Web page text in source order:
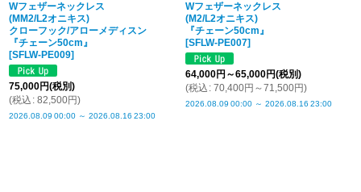
Wフェザーネックレス
(MM2/L2オニキス)
クローフック/アローメディスン
『チェーン50cm』
[SFLW-PE009]
75,000円(税別)
(税込 : 82,500円)
2026.08.09 00:00 ～ 2026.08.16 23:00
Wフェザーネックレス
(M2/L2オニキス)
『チェーン50cm』
[SFLW-PE007]
64,000円 ～65,000円(税別)
(税込 : 70,400円 ～71,500円)
2026.08.09 00:00 ～ 2026.08.16 23:00